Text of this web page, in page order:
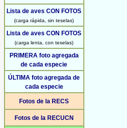
Lista de aves CON FOTOS
(carga rápida, sin teselas)
Lista de aves CON FOTOS
(carga lenta, con teselas)
PRIMERA foto agregada
de cada especie
ÚLTIMA foto agregada de
cada especie
Fotos de la RECS
Fotos de la RECUCN